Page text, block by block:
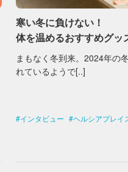
寒い冬に負けない！
体を温めるおすすめグッ
まもなく冬到来。2024年の
れているようで[..]
インタビュー ヘルシアプレイ